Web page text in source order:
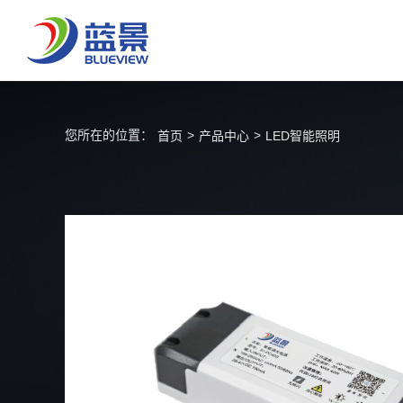
您所在的位置： 首页 > 产品中心 > LED智能照明